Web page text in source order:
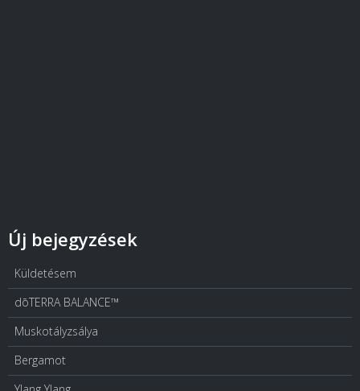
Új bejegyzések
Küldetésem
dōTERRA BALANCE™
Muskotályzsálya
Bergamot